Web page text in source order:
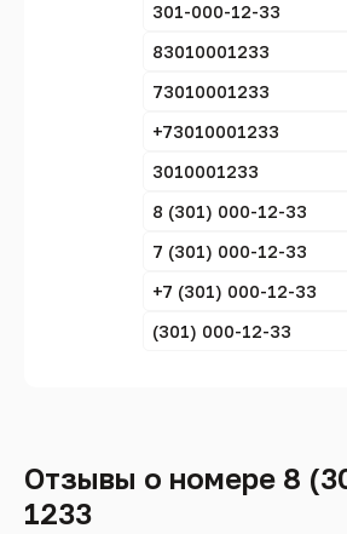
301-000-12-33
83010001233
73010001233
+73010001233
3010001233
8 (301) 000-12-33
7 (301) 000-12-33
+7 (301) 000-12-33
(301) 000-12-33
Отзывы о номере 8
1233